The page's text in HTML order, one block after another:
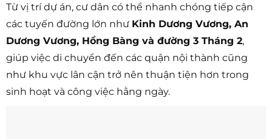
Từ vị trí dự án, cư dân có thể nhanh chóng tiếp cận
các tuyến đường lớn như Kinh Dương Vương, An
Dương Vương, Hồng Bàng và đường 3 Tháng 2,
giúp việc di chuyển đến các quận nội thành cũng
như khu vực lân cận trở nên thuận tiện hơn trong
sinh hoạt và công việc hằng ngày.